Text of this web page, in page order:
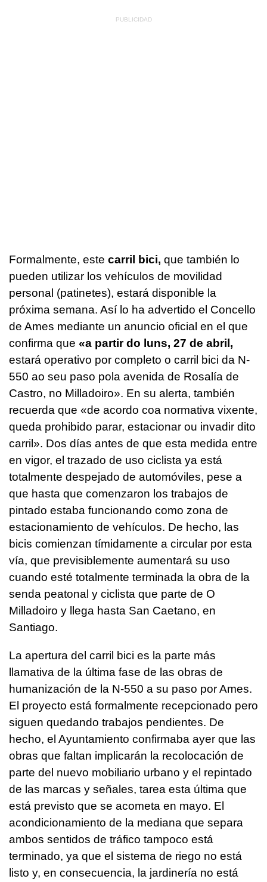
Formalmente, este carril bici, que también lo
pueden utilizar los vehículos de movilidad
personal (patinetes), estará disponible la
próxima semana. Así lo ha advertido el Concello
de Ames mediante un anuncio oficial en el que
confirma que «a partir do luns, 27 de abril,
estará operativo por completo o carril bici da N-
550 ao seu paso pola avenida de Rosalía de
Castro, no Milladoiro». En su alerta, también
recuerda que «de acordo coa normativa vixente,
queda prohibido parar, estacionar ou invadir dito
carril». Dos días antes de que esta medida entre
en vigor, el trazado de uso ciclista ya está
totalmente despejado de automóviles, pese a
que hasta que comenzaron los trabajos de
pintado estaba funcionando como zona de
estacionamiento de vehículos. De hecho, las
bicis comienzan tímidamente a circular por esta
vía, que previsiblemente aumentará su uso
cuando esté totalmente terminada la obra de la
senda peatonal y ciclista que parte de O
Milladoiro y llega hasta San Caetano, en
Santiago.
La apertura del carril bici es la parte más
llamativa de la última fase de las obras de
humanización de la N-550 a su paso por Ames.
El proyecto está formalmente recepcionado pero
siguen quedando trabajos pendientes. De
hecho, el Ayuntamiento confirmaba ayer que las
obras que faltan implicarán la recolocación de
parte del nuevo mobiliario urbano y el repintado
de las marcas y señales, tarea esta última que
está previsto que se acometa en mayo. El
acondicionamiento de la mediana que separa
ambos sentidos de tráfico tampoco está
terminado, ya que el sistema de riego no está
listo y, en consecuencia, la jardinería no está